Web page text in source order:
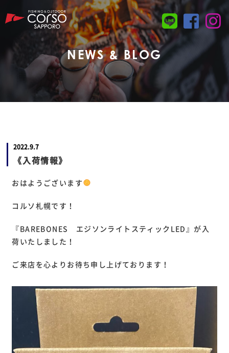
NEWS & BLOG
2022.9.7
《入荷情報》
おはようございます
コルソ札幌です！
『BAREBONES エジソンライトスティックLED』が入
荷いたしました！
ご来店を心よりお待ち申し上げております！